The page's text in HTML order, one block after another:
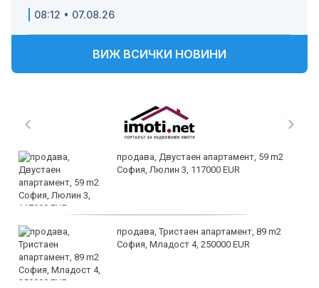
08:12 • 07.08.26
ВИЖ ВСИЧКИ НОВИНИ
продава, Двустаен апартамент, 59 m2
София, Люлин 3, 117000 EUR
продава, Тристаен апартамент, 89 m2
София, Младост 4, 250000 EUR